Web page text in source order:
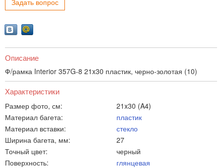
Описание
Ф/рамка Interior 357G-8 21x30 пластик, черно-золотая (10)
Характеристики
Размер фото, см:
21x30 (A4)
Материал багета:
пластик
Материал вставки:
стекло
Ширина багета, мм:
27
Точный цвет:
черный
Поверхность:
глянцевая